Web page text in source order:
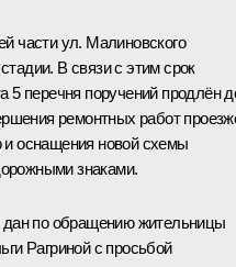
части ул. Малиновского
В связи с этим срок
5 перечня поручений продлён
ремонтных работ
оснащения новой схемы
знаками.
дан по обращению жительницы
Рагриной с просьбой